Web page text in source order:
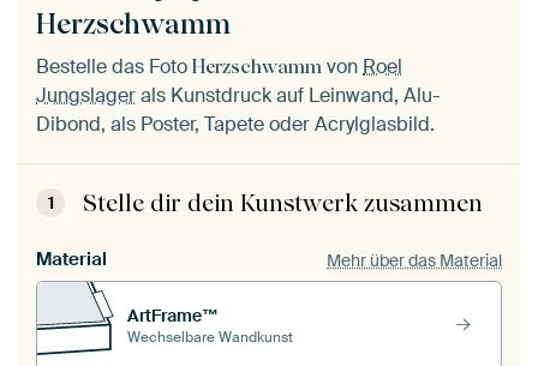
Herzschwamm
Bestelle das Foto Herzschwamm vonRoel
Jungslagerals Kunstdruck auf Leinwand, Alu-
Dibond, als Poster, Tapete oder Acrylglasbild.
1 Stelle dir dein Kunstwerk zusammen
Material Mehr über das Material
ArtFrame™
Wechselbare Wandkunst